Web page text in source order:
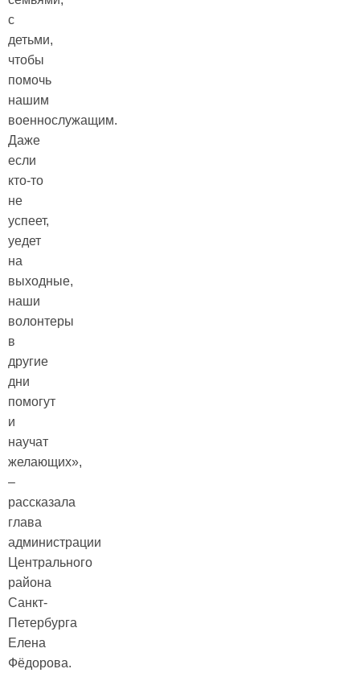
с
детьми,
чтобы
помочь
нашим
военнослужащим.
Даже
если
кто-то
не
успеет,
уедет
на
выходные,
наши
волонтеры
в
другие
дни
помогут
и
научат
желающих»,
–
рассказала
глава
администрации
Центрального
района
Санкт-
Петербурга
Елена
Фёдорова.